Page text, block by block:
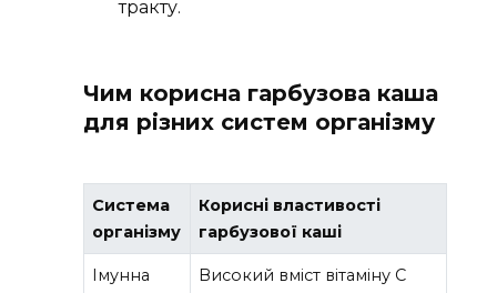
тракту.
Чим корисна гарбузова каша
для різних систем організму
Система
організму
Корисні властивості
гарбузової каші
Імунна
Високий вміст вітаміну С